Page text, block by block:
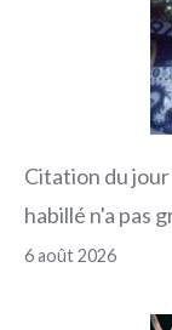
Citation du
habillé n'a pas
6 août 2026